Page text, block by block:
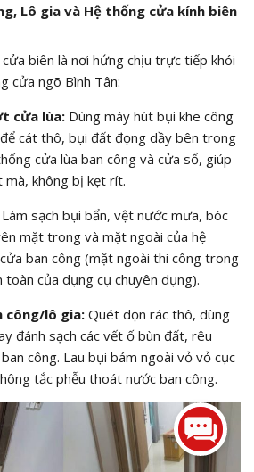
Lô gia và Hệ thống cửa kính biên
biên là nơi hứng chịu trực tiếp khói
cửa ngõ Bình Tân:
cửa lùa:Dùng máy hút bụi khe công
cát thô, bụi đất đọng dầy bên trong
cửa lùa ban công và cửa sổ, giúp
mà, không bị kẹt rít.
sạch bụi bẩn, vệt nước mưa, bóc
mặt trong và mặt ngoài của hệ
ban công (mặt ngoài thi công trong
của dụng cụ chuyên dụng).
công/lô gia:Quét dọn rác thô, dùng
đánh sạch các vết ố bùn đất, rêu
công. Lau bụi bám ngoài vỏ vỏ cục
tắc phễu thoát nước ban công.